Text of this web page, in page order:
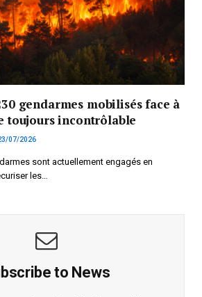
gendarmes mobilisés face à
toujours incontrôlable
07/2026
sont actuellement engagés en
les…
to News